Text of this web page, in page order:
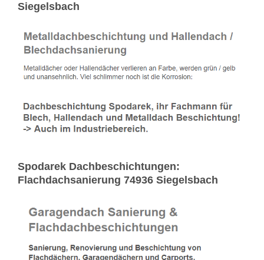
Siegelsbach
Spodarek Dachbeschichtungen:
Flachdachsanierung 74936 Siegelsbach